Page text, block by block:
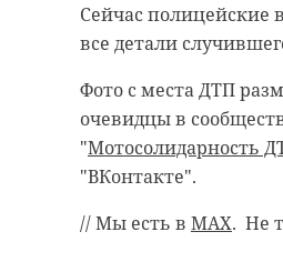
Сейчас полицейские
все детали
Фото с места ДТП
очевидцы в
"Мотосолидарность
"ВКонтакте".
// Мы есть в MAX. Не